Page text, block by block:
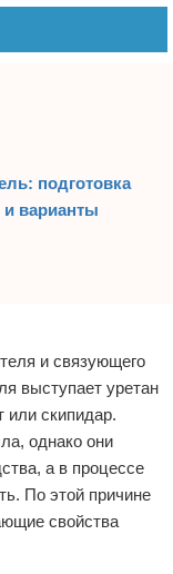
подготовка
варианты
и связующего
выступает уретан
или скипидар.
однако они
а в процессе
По этой причине
свойства